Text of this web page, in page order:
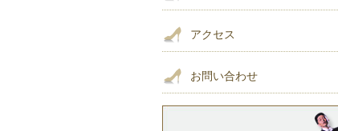
アクセス
お問い合わせ